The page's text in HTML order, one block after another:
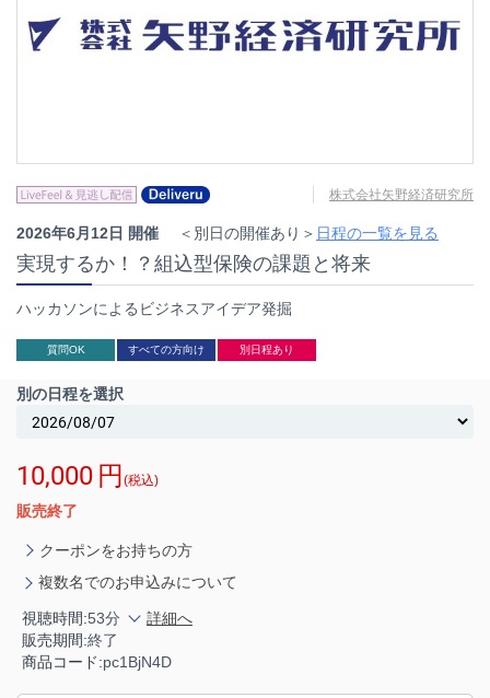
株式会社矢野経済研究所
2026年6月12日 開催 ＜別日の開催あり＞ 日程の一覧を見る
実現するか！？組込型保険の課題と将来
ハッカソンによるビジネスアイデア発掘
質問OK すべての方向け 別日程あり
別の日程を選択
10,000 円 (税込)
販売終了
クーポンをお持ちの方
複数名でのお申込みについて
視聴時間:53分
詳細へ
販売期間:終了
商品コード:pc1BjN4D